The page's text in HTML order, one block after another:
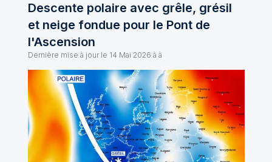
Descente polaire avec grêle, grésil
et neige fondue pour le Pont de
l'Ascension
Dernière mise à jour le 14 Mai 2026 à à